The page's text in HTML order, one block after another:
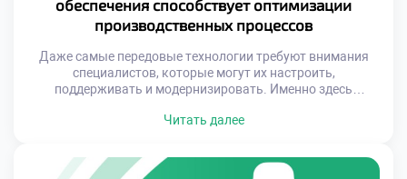
обеспечения способствует оптимизации
производственных процессов
Даже самые передовые технологии требуют внимания
специалистов, которые могут их настроить,
поддерживать и модернизировать. Именно здесь
программного обеспечения – профессионал, который
производства в единое функциональное целое. Этот
специалист становится связующим звеном между
Читать далее